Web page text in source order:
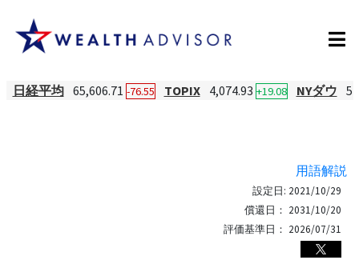
日経平均 65,606.71 -76.55 TOPIX 4,074.93 +19.08 NYダウ
用語解説
設定日: 2021/10/29
償還日： 2031/10/20
評価基準日： 2026/07/31